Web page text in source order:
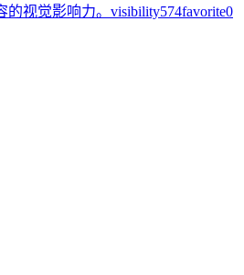
视觉影响力。 visibility574favorite0